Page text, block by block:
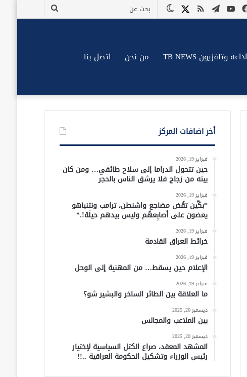
بحث
الوضع X ملخص
تيلقراميوتيوب
فيسبوك
اذاعة وتلفزيون TB NEWS من نحن اتصل بنا
أخر اضافات المركز
فبراير 19, 2026
حين تتحول الدراما إلى سلاح طائفي… ومن كان
بيته من زجاج فلا يرشق الناس بالحجر
فبراير 19, 2026
*بكِّين تقُض مضاجع واشنطن، ترامب ونتنياهو
يعضون على أصابِعهُم وليس بيدهم حيلَة!.*
فبراير 19, 2026
خرائط العراق القادمة
فبراير 19, 2026
الإعلام حين يسقط… من المهنية إلى الوحل
فبراير 19, 2026
ما العلاقة بين الطائر الساخر والبشير شو؟
ديسمبر 20, 2025
بين الملاعب والمجالس
ديسمبر 20, 2025
المشهد المعقد، صراع الكتل السياسية لإختيار
رئيس الوزراء وتشكيل الحكومة العراقية ..!!